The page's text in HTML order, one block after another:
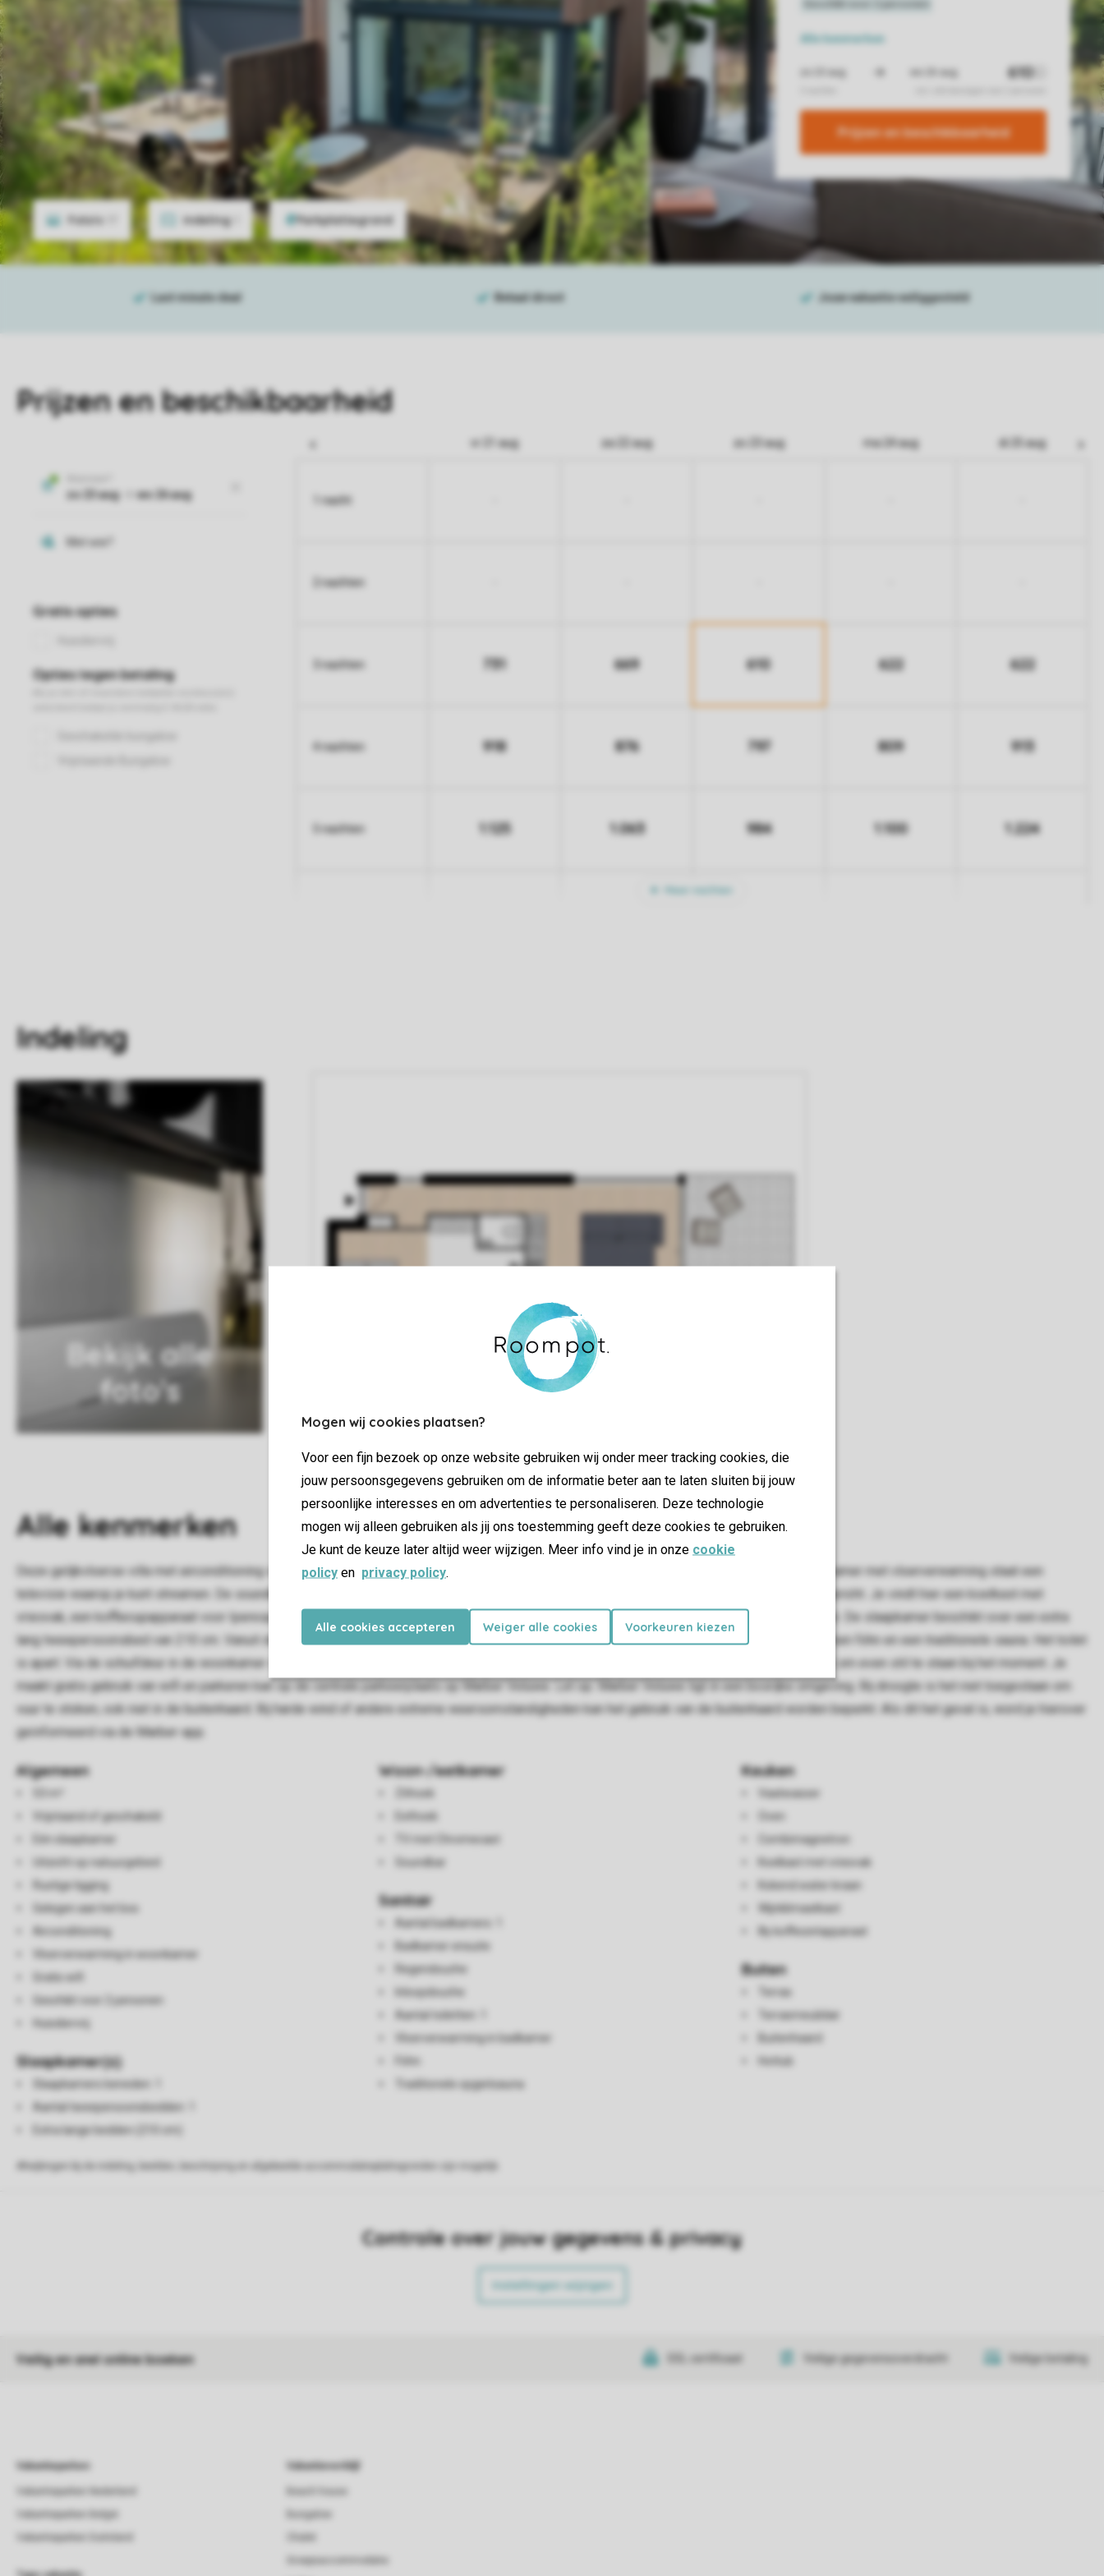
Mogen wij cookies plaatsen?
Voor een fijn bezoek op onze website gebruiken wij onder meer tracking cookies, die
jouw persoonsgegevens gebruiken om de informatie beter aan te laten sluiten bij jouw
persoonlijke interesses en om advertenties te personaliseren. Deze technologie
mogen wij alleen gebruiken als jij ons toestemming geeft deze cookies te gebruiken.
Je kunt de keuze later altijd weer wijzigen. Meer info vind je in onze cookie
policy en privacy policy.
Alle cookies accepteren Weiger alle cookies Voorkeuren kiezen
Foto's Indeling
Alle kenmerken
Prijzen en beschikbaarheid
Prijzen en beschikbaarheid
vr 21 aug za 22 aug zo 23 aug ma 24 aug di 25 aug
1 nacht
2 nachten
3 nachten 731 669 610 622 622
4 nachten 918 876 797 809 913
5 nachten 1.125 1.063 984 1.100 1.224
Indeling
Bekijk alle
foto's
Allekenmerken
Deze gelijkvloerse villa met airconditioning is geschikt voor 2 personen en biedt een comfortabele plek om samen te ontspannen. In de woonkamer met vloerverwarming staat een
televisie waarop je kunt streamen. De soundbar zorgt ervoor dat je ook rustig naar je favoriete muziek luistert. De open keuken is compleet ingericht. Je vindt hier een koelkast met
vriesvak, een koffiecupapparaat voor Iperespresso-capsules van illy, een combimagnetron, een oven, een vaatwasser en een kokendwaterkraan. De slaapkamer beschikt over een extra
lang tweepersoonsbed van 210 cm. Vanuit de slaapkamer loop je direct door naar de badkamer met vloerverwarming, een inloopregendouche, een föhn en een traditionele sauna. Het toilet
is apart. Via de schuifdeur in de woonkamer stap je zo het terras op. Hier staan tuinmeubilair, een buitenhaard en een privé hottub, een fijne plek om even stil te staan bij het moment. Je
maakt gratis gebruik van wifi en parkeren kan op de centrale parkeerplaats op Marber Veluwe. Let op: Marber Veluwe ligt in een bosrijke omgeving. Bij droogte is het niet toegestaan om
vuur te stoken, ook niet in de buitenhaard. Bij harde wind of andere extreme weersomstandigheden kan het gebruik van de buitenhaard worden beperkt. Als dit het geval is, word je hierover
geïnformeerd via de Marber-app.
Algemeen
Vrijstaand of geschakeld
Eén slaapkamer
Uitzicht op natuurgebied
Rustige ligging
Gelegen aan het bos
Airconditioning
Vloerverwarming in woonkamer
Gratis wifi
Geschikt voor 2 personen
Huisdiervrij
Slaapkamer(s)
Slaapkamers beneden: 1
Aantal tweepersoonsbedden: 1
Extra lange bedden (210 cm)
Woon-/eetkamer
Zithoek
Eethoek
TV met Chromecast
Soundbar
Sanitair
Aantal badkamers: 1
Badkamer ensuite
Regendouche
Inloopdouche
Aantal toiletten: 1
Vloerverwarming in badkamer
Traditionele opgietsauna
Keuken
Vaatwasser
Oven
Combimagnetron
Koelkast met vriesvak
Kokend water kraan
Wijnklimaatkast
Illy koffiezetapparaat
Buiten
Terras
Terrasmeubilair
Buitenhaard
Hottub
Controle over jouw gegevens & privacy
Instellingen wijzigen
Veilig en snel online boeken SSL certificaat Veilige gegevensoverdracht Veilige betaling
Vakantieparken Vakantieverblijf